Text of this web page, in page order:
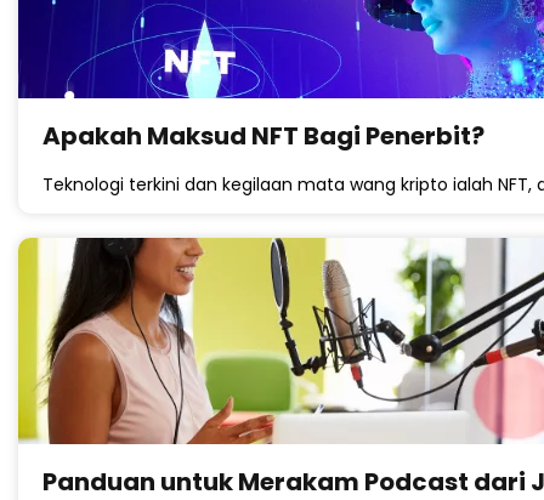
Apakah Maksud NFT Bagi Penerbit?
Teknologi terkini dan kegilaan mata wang kripto ialah
Panduan untuk Merakam Podcast dari